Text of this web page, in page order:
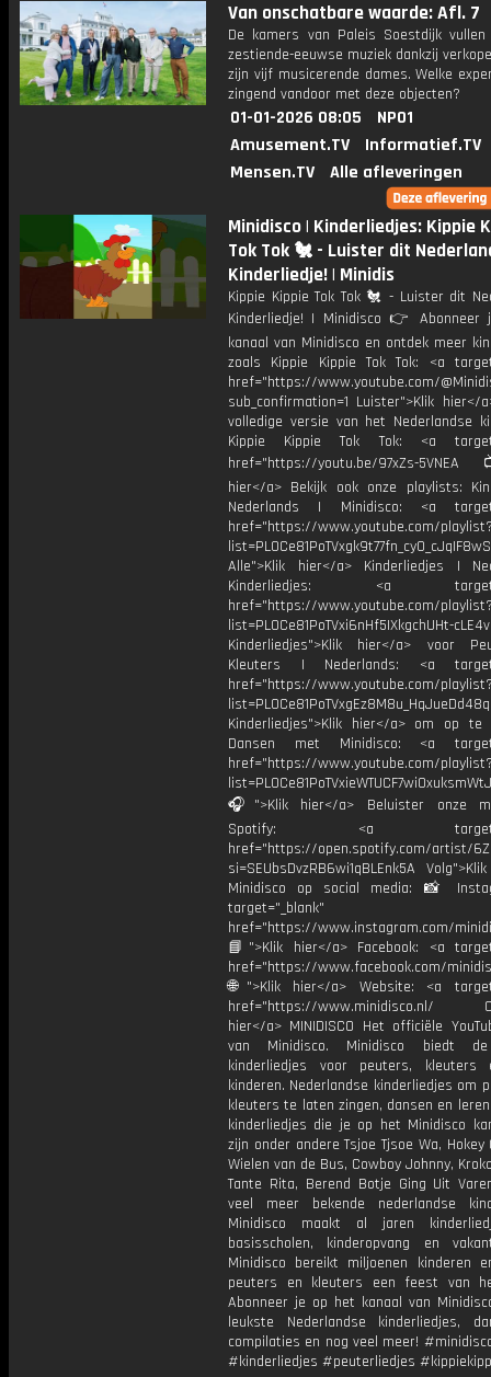
Van onschatbare waarde: Afl. 7
De kamers van Paleis Soestdijk
zestiende-eeuwse muziek dankzij
zijn vijf musicerende dames. Welke
zingend vandoor met deze objecten?
01-01-2026 08:05
NPO1
Amusement.TV
Informatief.TV
Mensen.TV
Alle afleveringen
Minidisco | Kinderliedjes: Kippie
Tok Tok 🐔 - Luister dit
Kinderliedje! | Minidis
Kippie Kippie Tok Tok 🐔 - Luister dit
Kinderliedje! | Minidisco 👉
kanaal van Minidisco en ontdek meer
zoals Kippie Kippie Tok Tok: <a
href="https://www.youtube.com/
sub_confirmation=1 Luister">Klik hier</
volledige versie van het Nederlandse
Kippie Kippie Tok Tok: <a
href="https://youtu.be/97xZs-
hier</a> Bekijk ook onze playlists:
Nederlands | Minidisco: <a
href="https://www.youtube.com/
Alle">Klik hier</a> Kinderliedjes |
Kinderliedjes: <a
href="https://www.youtube.com/
list=PL0Ce81PoTVxi6nHf5IXkgchUHt-
Kinderliedjes">Klik hier</a> voor
Kleuters | Nederlands: <a
href="https://www.youtube.com/
Kinderliedjes">Klik hier</a> om op te
Dansen met Minidisco: <a
href="https://www.youtube.com/
🎧">Klik hier</a> Beluister onze
Spotify: <a
href="https://open.spotify.com/artist/
si=SEUbsDvzRB6wi1qBLEnk5A
Minidisco op social media: 📸
target="_blank"
href="https://www.instagram.com/
📘">Klik hier</a> Facebook: <a
href="https://www.facebook.com/
🌐">Klik hier</a> Website: <a
href="https://www.minidisco.nl/
hier</a> MINIDISCO Het officiële
van Minidisco. Minidisco biedt
kinderliedjes voor peuters, kleuters
kinderen. Nederlandse kinderliedjes om
kleuters te laten zingen, dansen en
kinderliedjes die je op het Minidisco
zijn onder andere Tsjoe Tjsoe Wa, Hokey
Wielen van de Bus, Cowboy Johnny,
Tante Rita, Berend Botje Ging Uit
veel meer bekende nederlandse
Minidisco maakt al jaren
basisscholen, kinderopvang en
Minidisco bereikt miljoenen kinderen
peuters en kleuters een feest van
Abonneer je op het kanaal van
leukste Nederlandse kinderliedjes,
compilaties en nog veel meer!
#kinderliedjes #peuterliedjes